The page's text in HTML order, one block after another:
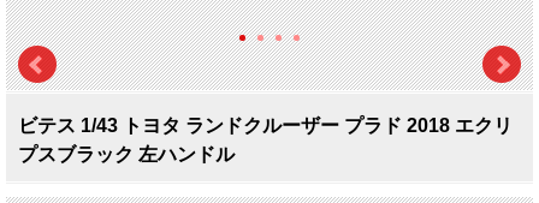
ビテス 1/43 トヨタ ランドクルーザー プラド 2018 エクリ
プスブラック 左ハンドル